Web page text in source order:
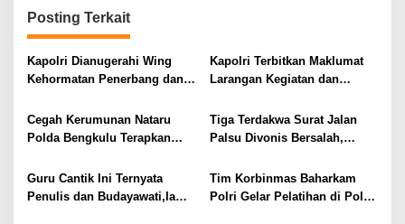
a
s
i
p
o
s
Posting Terkait
Kapolri Dianugerahi Wing
Kehormatan Penerbang dan
Kencana
Kapolri Terbitkan Maklumat
Larangan Kegiatan dan
Cegah Kerumunan Nataru
Polda Bengkulu Terapkan
Tiga Terdakwa Surat Jalan
Palsu Divonis Bersalah,
ke Bawah
Guru Cantik Ini Ternyata
Penulis dan Budayawati,Ia
Tim Korbinmas Baharkam
Polri Gelar Pelatihan di Polda